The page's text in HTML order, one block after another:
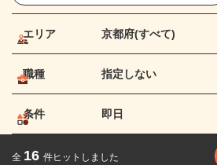
エリア 京都府(すべて)
職種 指定しない
条件 即日
全 16 件ヒットしました